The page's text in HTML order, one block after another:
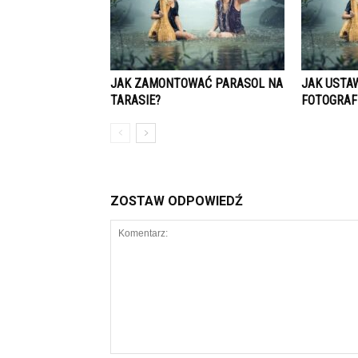
JAK ZAMONTOWAĆ PARASOL NA
TARASIE?
JAK
ZOSTAW ODPOWIEDŹ